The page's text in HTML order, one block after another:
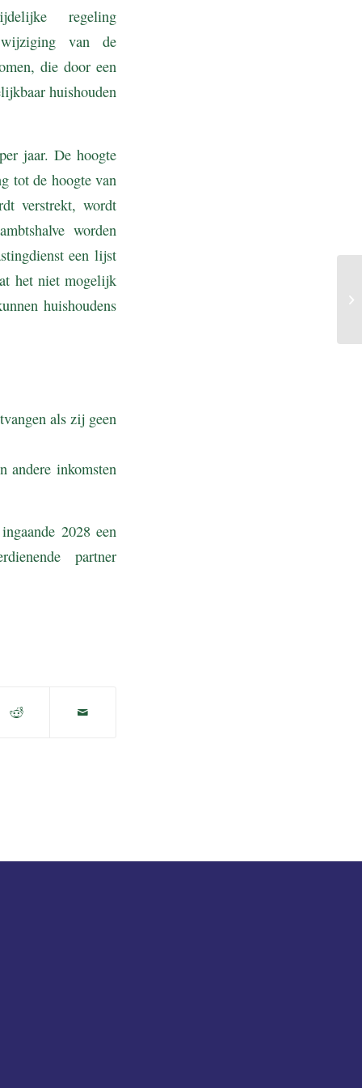
regeling
wijziging van de
die door een
huishouden
jaar. De hoogte
tot de hoogte van
verstrekt, wordt
worden
een lijst
het niet mogelijk
huishoudens
als zij geen
andere inkomsten
2028 een
partner